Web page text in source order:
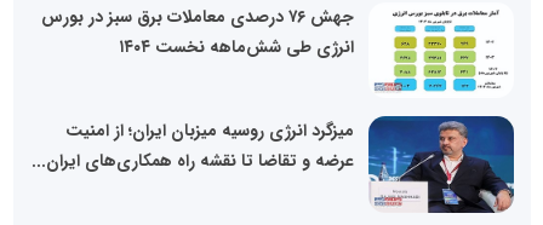
جهش ۷۶ درصدی معاملات برق سبز در بورس
انرژی طی شش‌ماهه نخست ۱۴۰۴
میزگرد انرژی روسیه میزبان ایران؛ از امنیت
عرضه و تقاضا تا نقشه راه همکاری‌های ایران...